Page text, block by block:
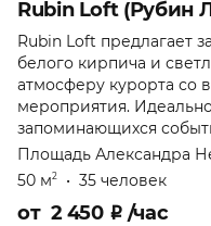
Rubin Loft (Рубин
Rubin Loft предлагает
белого кирпича и
атмосферу курорта со
мероприятия.
запоминающихся
Площадь Александра
50 м2 • 35 человек
от 2 450 ₽ /час